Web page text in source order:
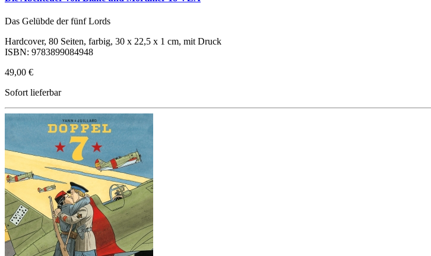
Das Gelübde der fünf Lords
Hardcover, 80 Seiten, farbig, 30 x 22,5 x 1 cm, mit Druck
ISBN: 9783899084948
49,00 €
Sofort lieferbar